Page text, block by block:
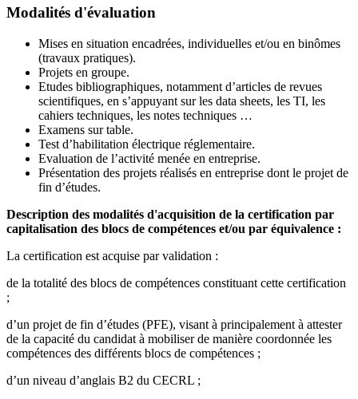
Modalités d'évaluation
Mises en situation encadrées, individuelles et/ou en binômes
(travaux pratiques).
Projets en groupe.
Etudes bibliographiques, notamment d’articles de revues
scientifiques, en s’appuyant sur les data sheets, les TI, les
cahiers techniques, les notes techniques …
Examens sur table.
Test d’habilitation électrique réglementaire.
Evaluation de l’activité menée en entreprise.
Présentation des projets réalisés en entreprise dont le projet de
fin d’études.
Description des modalités d'acquisition de la certification par
capitalisation des blocs de compétences et/ou par équivalence :
La certification est acquise par validation :
de la totalité des blocs de compétences constituant cette certification
;
d’un projet de fin d’études (PFE), visant à principalement à attester
de la capacité du candidat à mobiliser de manière coordonnée les
compétences des différents blocs de compétences ;
d’un niveau d’anglais B2 du CECRL ;